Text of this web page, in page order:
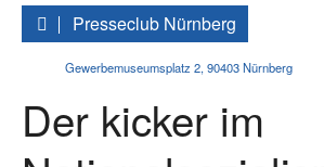
Presseclub Nürnberg
Gewerbemuseumsplatz 2, 90403Nürnberg
Der kicker im